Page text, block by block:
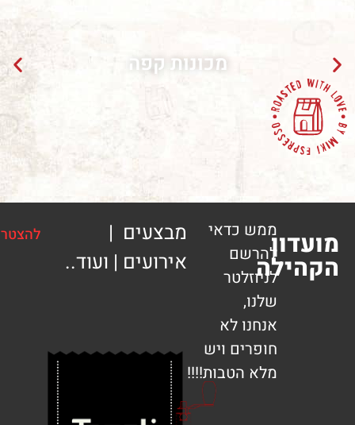
מכונות קפה
ממש כדאי
להרשם
לניוזלטר
אנחנו לא
חופרים ויש
מלא הטבות!!!!
מבצעים |
אירועים | ועוד..
להצטרפות